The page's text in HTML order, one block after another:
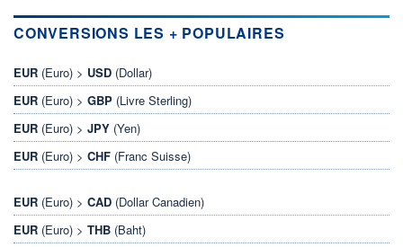
CONVERSIONS LES + POPULAIRES
EUR (Euro) > USD (Dollar)
EUR (Euro) > GBP (Livre Sterling)
EUR (Euro) > JPY (Yen)
EUR (Euro) > CHF (Franc Suisse)
EUR (Euro) > CAD (Dollar Canadien)
EUR (Euro) > THB (Baht)